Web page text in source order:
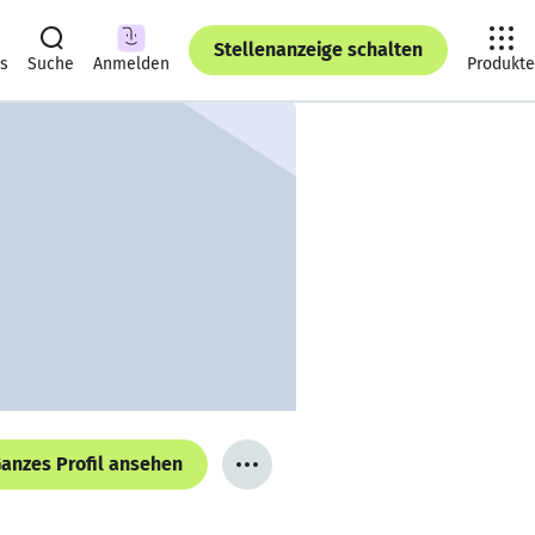
Suche Anmelden
Stellenanzeige schalten
Produkte
Profil ansehen